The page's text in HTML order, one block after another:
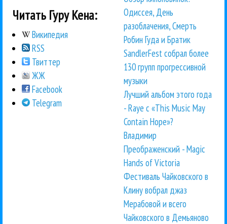
Читать Гуру Кена:
Википедия
RSS
Твиттер
ЖЖ
Facebook
Telegram
Одиссея, День
разоблачения, Смерть
Робин Гуда и Братик
SandlerFest собрал более
130 групп прогрессивной
музыки
Лучший альбом этого года
- Raye с «This Music May
Contain Hope»?
Владимир
Преображенский - Magic
Hands of Victoria
Фестиваль Чайковского в
Клину вобрал джаз
Мерабовой и всего
Чайковского в Демьяново